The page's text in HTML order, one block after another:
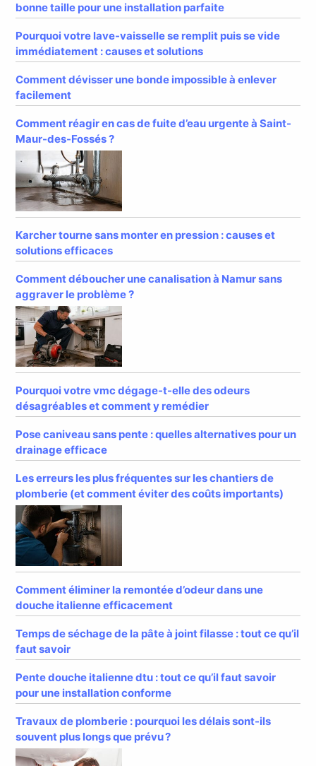
bonne taille pour une installation parfaite
Pourquoi votre lave-vaisselle se remplit puis se vide
immédiatement : causes et solutions
Comment dévisser une bonde impossible à enlever
facilement
Comment réagir en cas de fuite d’eau urgente à Saint-
Maur-des-Fossés ?
Karcher tourne sans monter en pression : causes et
solutions efficaces
Comment déboucher une canalisation à Namur sans
aggraver le problème ?
Pourquoi votre vmc dégage-t-elle des odeurs
désagréables et comment y remédier
Pose caniveau sans pente : quelles alternatives pour un
drainage efficace
Les erreurs les plus fréquentes sur les chantiers de
plomberie (et comment éviter des coûts importants)
Comment éliminer la remontée d’odeur dans une
douche italienne efficacement
Temps de séchage de la pâte à joint filasse : tout ce qu’il
faut savoir
Pente douche italienne dtu : tout ce qu’il faut savoir
pour une installation conforme
Travaux de plomberie : pourquoi les délais sont-ils
souvent plus longs que prévu ?